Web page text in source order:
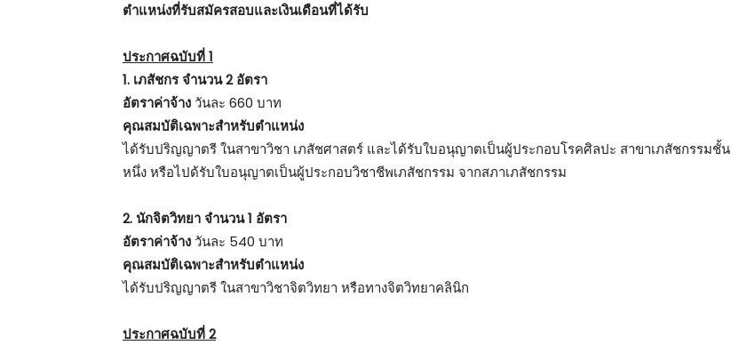
ตําแหน่งที่รับสมัครสอบและเงินเดือนที่ได้รับ
ประกาศฉบับที่ 1
1. เภสัชกร จำนวน 2 อัตรา
อัตราค่าจ้าง วันละ 660 บาท
คุณสมบัติเฉพาะสำหรับตำแหน่ง
ได้รับปริญญาตรี ในสาขาวิชา เภสัชศาสตร์ และได้รับใบอนุญาตเป็นผู้ประกอบโรคศิลปะ สาขาเภสัชกรรมชั้น
หนึ่ง หรือไปด้รับใบอนุญาตเป็นผู้ประกอบวิชาชีพเภสัชกรรม จากสภาเภสัชกรรม
2. นักจิตวิทยา จำนวน 1 อัตรา
อัตราค่าจ้าง วันละ 540 บาท
คุณสมบัติเฉพาะสำหรับตำแหน่ง
ได้รับปริญญาตรี ในสาขาวิชาจิตวิทยา หรือทางจิตวิทยาคลินิก
ประกาศฉบับที่ 2